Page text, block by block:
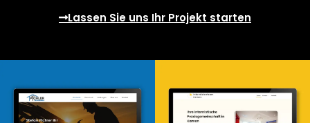
Lassen Sie uns Ihr Projekt starten